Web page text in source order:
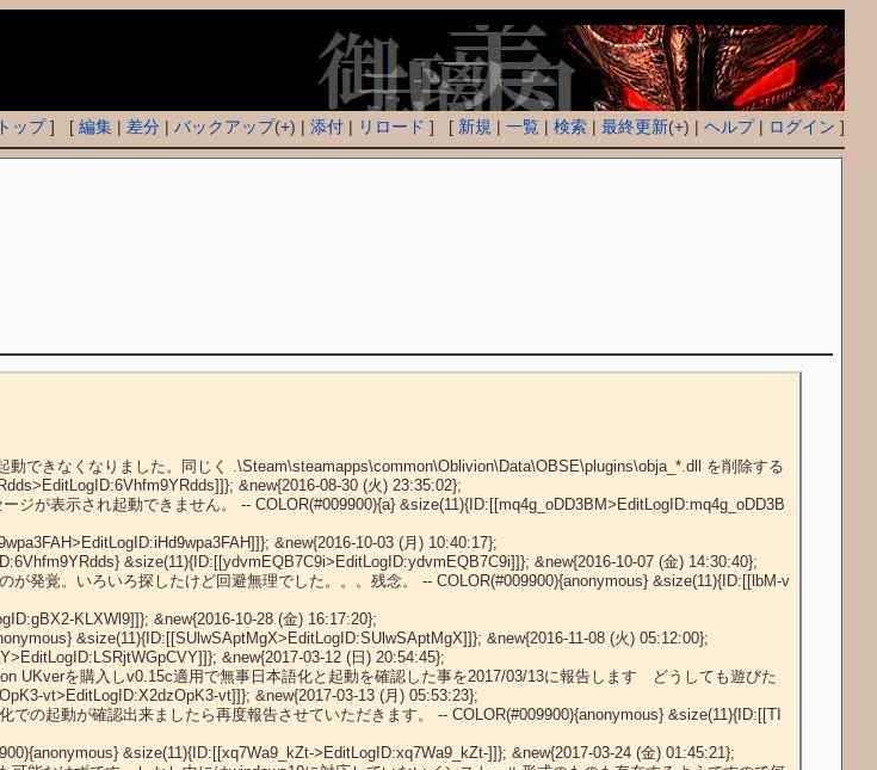
トップ] [編集 | 差分 |バックアップ(+) |添付 | リロード ] [ 新規 |一覧 |検索 |最終更新(+) |ヘルプ| ログイン ]